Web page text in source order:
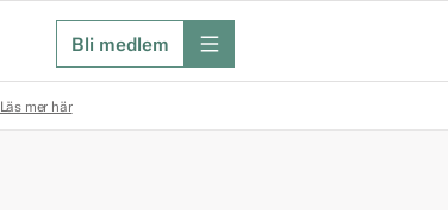
Bli medlem meny
Läs mer här